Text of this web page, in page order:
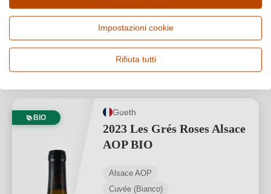
16,00 €*
21,33 €/L (0,75 L)
1
BIO
Gueth
2023 Les Grés Roses Alsace
AOP BIO
Alsace AOP
Cuvée (Bianco)
Impostazioni cookie
Rifiuta tutti